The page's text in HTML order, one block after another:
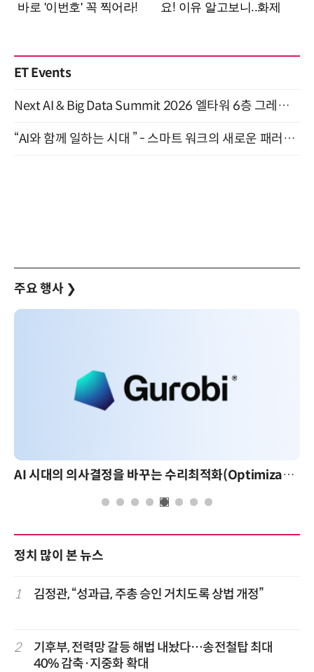
ET Events
Next AI & Big Data Summit 2026 엘타워 6층 그레이스홀 개최 (9/18)
“AI와 함께 일하는 시대 ” - 스마트 워크의 새로운 패러다임 (9/11)
주요 행사 ❯
AI 시대의 의사결정을 바꾸는 수리최적화(Optimization): 실제 산업 적용 사례와 활용 전략
정치 많이 본 뉴스
1 김정관, “성과급, 주총 승인 거치도록 상법 개정”
2
기후부, 전력망 갈등 해법 내놨다…송전철탑 최대
40% 감축·지중화 확대